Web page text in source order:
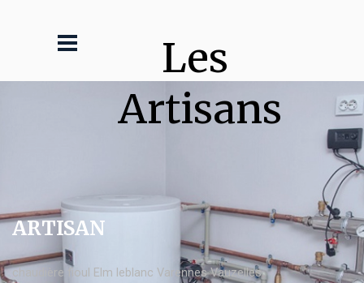
Les
Artisans
ARTISAN
chaudière fioul Elm leblanc Varennes Vauzelles